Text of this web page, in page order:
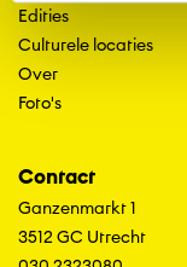
Edities
Culturele locaties
Over
Foto's
Contact
Ganzenmarkt 1
3512 GC Utrecht